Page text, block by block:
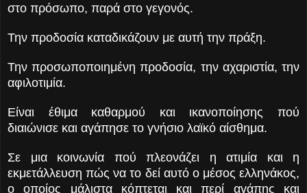
στο πρόσωπο, παρά στο γεγονός.
Την προδοσία καταδικάζουν με αυτή την πράξη.
Την προσωποποιημένη προδοσία, την αχαριστία, την
αφιλοτιμία.
Είναι έθιμα καθαρμού και ικανοποίησης πού
διαιώνισε και αγάπησε το γνήσιο λαϊκό αίσθημα.
Σε μια κοινωνία πού πλεονάζει η ατιμία και η
εκμετάλλευση πώς να το δεί αυτό ο μέσος ελληνάκος,
ο οποίος μάλιστα κόπτεται και περί αγάπης και